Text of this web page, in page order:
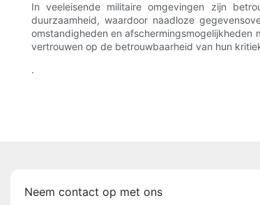
In veeleisende militaire omgevingen zijn
duurzaamheid, waardoor naadloze
omstandigheden en
vertrouwen op de betrouwbaarheid van hun
.
Neem contact op met ons